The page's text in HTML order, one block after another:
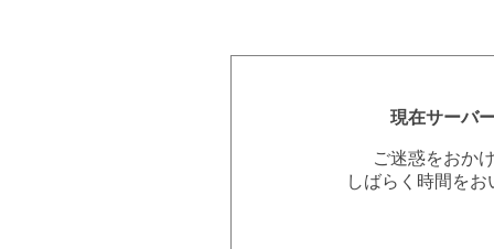
現在サーバ
ご迷惑をおか
しばらく時間を